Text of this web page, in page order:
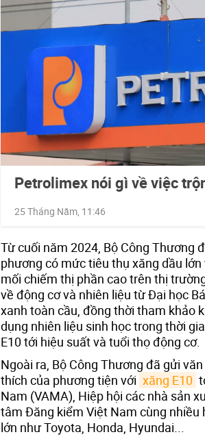
Petrolimex nói gì về việc
25 Tháng Năm, 11:46
Từ cuối năm 2024, Bộ Công Thương
phương có mức tiêu thụ xăng dầu
mối chiếm thị phần cao trên thị
về động cơ và nhiên liệu từ Đại học
xanh toàn cầu, đồng thời tham khảo
dụng nhiên liệu sinh học trong thời
E10 tới hiệu suất và tuổi thọ động cơ.
Ngoài ra, Bộ Công Thương đã gửi
thích của phương tiện với xăng E10
Nam (VAMA), Hiệp hội các nhà sản
tâm Đăng kiểm Việt Nam cùng nhiều
lớn như Toyota, Honda, Hyundai...